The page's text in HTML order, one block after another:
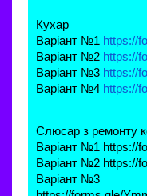
Кухар
Варіант №1 https://
Варіант №2 https://
Варіант №3 https://
Варіант №4 https://
Слюсар з ремонту
Варіант №1 https://
Варіант №2 https://